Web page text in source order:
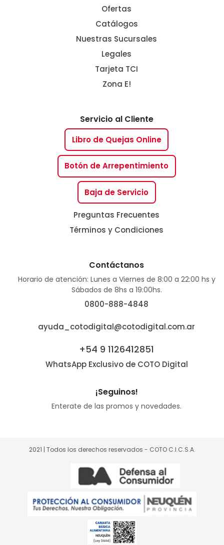
Ofertas
Catálogos
Nuestras Sucursales
Legales
Tarjeta TCI
Zona E!
Servicio al Cliente
Libro de Quejas Online
Botón de Arrepentimiento
Baja de Servicio
Preguntas Frecuentes
Términos y Condiciones
Contáctanos
Horario de atención: Lunes a Viernes de 8:00 a 22:00 hs y
Sábados de 8hs a 19:00hs.
0800-888-4848
ayuda_cotodigital@cotodigital.com.ar
+54 9 1126412851
WhatsApp Exclusivo de COTO Digital
¡Seguinos!
Enterate de las promos y novedades.
2021 | Todos los derechos reservados - COTO C.I.C.S.A.